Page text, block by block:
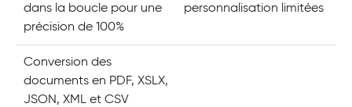
dans la boucle pour une
précision de 100%
personnalisation limitées
Conversion des
documents en PDF, XSLX,
JSON, XML et CSV